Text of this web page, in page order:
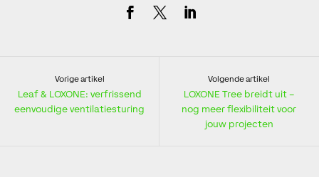
Vorige artikel
Leaf & LOXONE: verfrissend
eenvoudige ventilatiesturing
Volgende artikel
LOXONE Tree breidt uit –
nog meer flexibiliteit voor
jouw projecten